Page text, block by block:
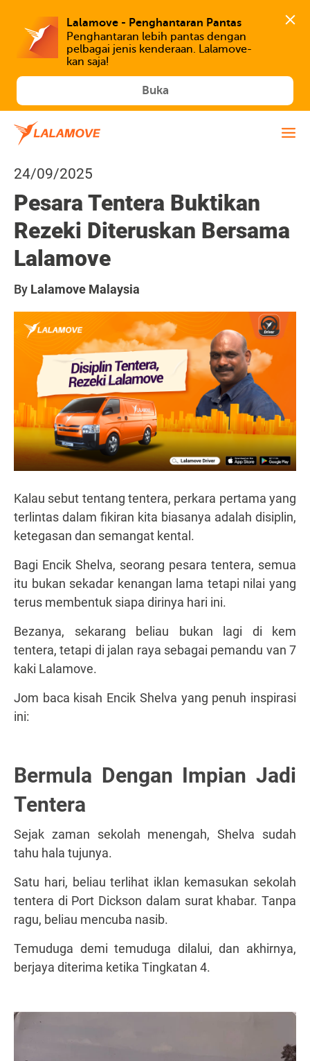
Lalamove - Penghantaran Pantas
Penghantaran lebih pantas dengan
pelbagai jenis kenderaan. Lalamove-
kan saja!
Buka
24/09/2025
Pesara Tentera Buktikan
Rezeki Diteruskan Bersama
Lalamove
By Lalamove Malaysia
Kalau sebut tentang tentera, perkara pertama yang
terlintas dalam fikiran kita biasanya adalah disiplin,
ketegasan dan semangat kental.
Bagi Encik Shelva, seorang pesara tentera, semua
itu bukan sekadar kenangan lama tetapi nilai yang
terus membentuk siapa dirinya hari ini.
Bezanya, sekarang beliau bukan lagi di kem
tentera, tetapi di jalan raya sebagai pemandu van 7
kaki Lalamove.
Jom baca kisah Encik Shelva yang penuh inspirasi
ini:
Bermula Dengan Impian Jadi
Tentera
Sejak zaman sekolah menengah, Shelva sudah
tahu hala tujunya.
Satu hari, beliau terlihat iklan kemasukan sekolah
tentera di Port Dickson dalam surat khabar. Tanpa
ragu, beliau mencuba nasib.
Temuduga demi temuduga dilalui, dan akhirnya,
berjaya diterima ketika Tingkatan 4.